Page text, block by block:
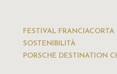
FESTIVAL FRANCIACORTA
SOSTENIBILITÀ
PORSCHE DESTINATION